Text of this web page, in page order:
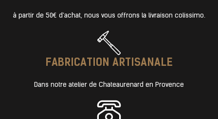
à partir de 50€ d'achat, nous vous offrons la livraison colissimo.
FABRICATION ARTISANALE​
Dans notre atelier de Chateaurenard en Provence